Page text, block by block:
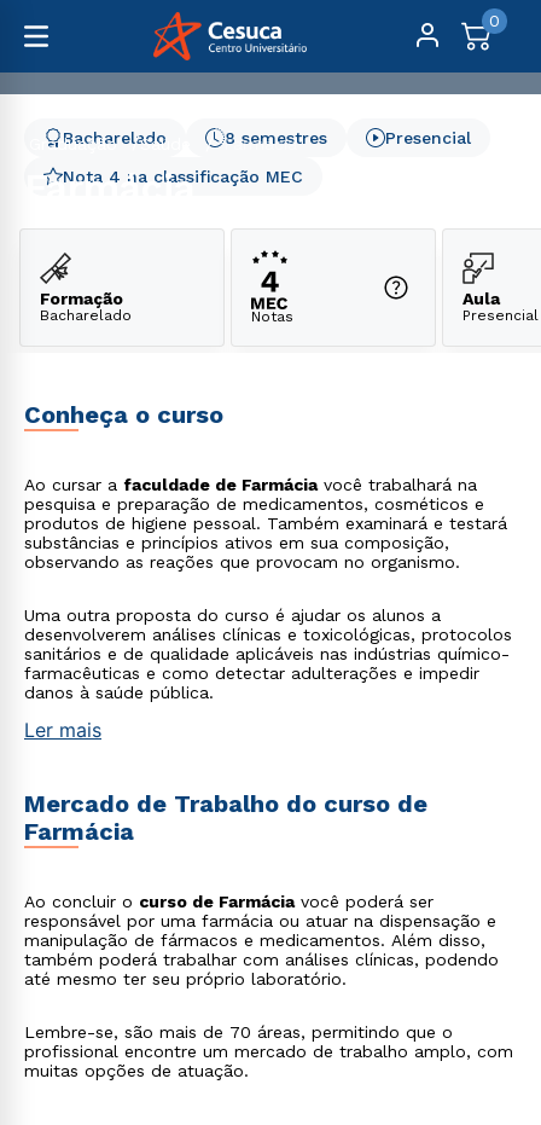
0
Graduação Saúde Farmácia
Farmácia
Nota 4 na classificação MEC
8 semestres
Bacharelado Presencial
Formação
Bacharelado Notas
Aula
Presencial
Conheça o curso
Ao cursar a faculdade de Farmáciavocê trabalhará na
pesquisa e preparação de medicamentos, cosméticos e
produtos de higiene pessoal. Também examinará e testará
substâncias e princípios ativos em sua composição,
observando as reações que provocam no organismo.
Uma outra proposta do curso é ajudar os alunos a
desenvolverem análises clínicas e toxicológicas, protocolos
sanitários e de qualidade aplicáveis nas indústrias químico-
farmacêuticas e como detectar adulterações e impedir
danos à saúde pública.
Ler mais
Mercado de Trabalho do curso de
Farmácia
Ao concluir o curso de Farmáciavocê poderá ser
responsável por uma farmácia ou atuar na dispensação e
manipulação de fármacos e medicamentos. Além disso,
também poderá trabalhar com análises clínicas, podendo
até mesmo ter seu próprio laboratório.
Lembre-se, são mais de 70 áreas, permitindo que o
profissional encontre um mercado de trabalho amplo, com
muitas opções de atuação.